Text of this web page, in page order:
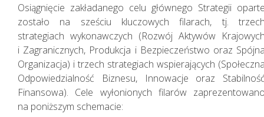
Zasady zarządzania
Osiągnięcie zakładanego celu głównego Strategii
zostało na sześciu kluczowych filarach, tj.
strategiach wykonawczych (Rozwój Aktywów
i Zagranicznych, Produkcja i Bezpieczeństwo oraz
Organizacja) i trzech strategiach wspierających
Odpowiedzialność Biznesu, Innowacje oraz
Finansowa). Cele wyłonionych filarów
na poniższym schemacie: